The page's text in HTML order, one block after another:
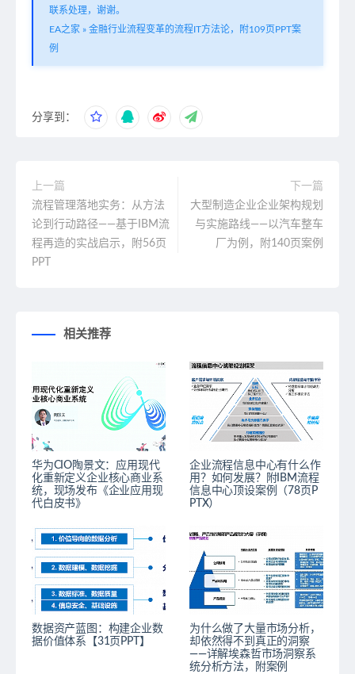
联系处理，谢谢。
EA之家 » 金融行业流程变革的流程IT方法论，附109页PPT案
例
分享到：
上一篇
流程管理落地实务：从方法
论到行动路径——基于IBM流
程再造的实战启示，附56页
PPT
下一篇
大型制造企业企业架构规划
与实施路线——以汽车整车
厂为例，附140页案例
相关推荐
华为CIO陶景文：应用现代
化重新定义企业核心商业系
统，现场发布《企业应用现
代白皮书》
企业流程信息中心有什么作
用？如何发展？附IBM流程
信息中心顶设案例（78页P
PTX）
数据资产蓝图：构建企业数
据价值体系【31页PPT】
为什么做了大量市场分析，
却依然得不到真正的洞察
——详解埃森哲市场洞察系
统分析方法，附案例